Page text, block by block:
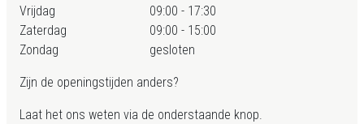
Vrijdag
09:00 - 17:30
Zaterdag
09:00 - 15:00
Zondag
gesloten
Zijn de openingstijden anders?
Laat het ons weten via de onderstaande knop.